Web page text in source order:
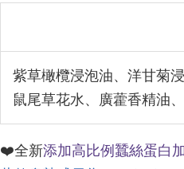
紫草橄欖浸泡油、洋甘菊
鼠尾草花水、廣藿香精油
❤️全新添加高比例蠶絲蛋白